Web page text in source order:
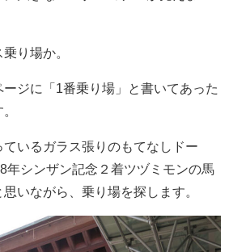
り場か。
ジに「1番乗り場」と書いてあった
いるガラス張りのもてなしドー
年シンザン記念２着ツヅミモンの馬
いながら、乗り場を探します。